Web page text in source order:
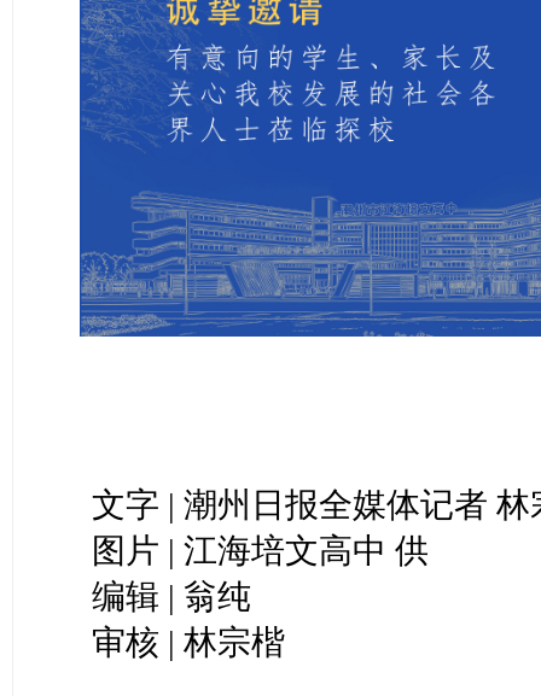
文字 | 潮州日报全媒体记者 林
图片 | 江海培文高中 供
编辑 | 翁纯
审核 | 林宗楷